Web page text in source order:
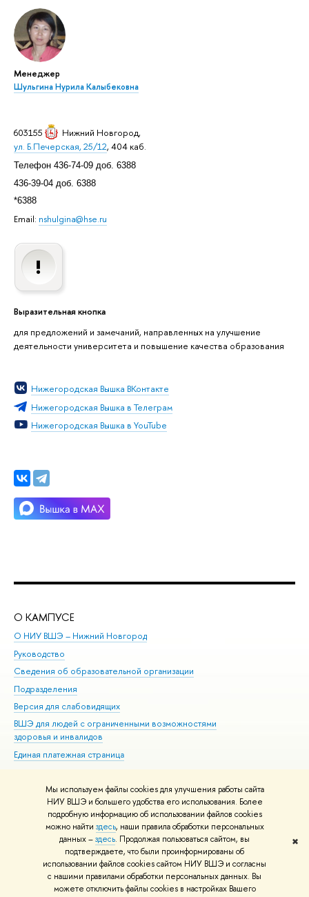
Мы используем файлы cookies для улучшения работы сайта
НИУ ВШЭ и большего удобства его использования. Более
подробную информацию об использовании файлов cookies
можно найти здесь, наши правила обработки персональных
данных –здесь. Продолжая пользоваться сайтом, вы
подтверждаете, что были проинформированы об
использовании файлов cookies сайтом НИУ ВШЭ и согласны
с нашими правилами обработки персональных данных. Вы
можете отключить файлы cookies в настройках Вашего
✖
Менеджер
Шульгина Нурила Калыбековна
603155 Нижний Новгород,
ул. Б.Печерская, 25/12, 404 каб.
Телефон 436-74-09 доб. 6388
436-39-04 доб. 6388
*6388
Email: nshulgina@hse.ru
Выразительная кнопка
для предложений и замечаний, направленных на улучшение
деятельности университета и повышение качества образования
Нижегородская Вышка ВКонтакте
Нижегородская Вышка в Телеграм
Нижегородская Вышка в YouTube
О КАМПУСЕ
О НИУ ВШЭ – Нижний Новгород
Руководство
Сведения об образовательной организации
Подразделения
Версия для слабовидящих
ВШЭ для людей с ограниченными возможностями
здоровья и инвалидов
Единая платежная страница
© НИУ ВШЭ 1993–2026 Адреса и контакты Условия использования
материалов Политика конфиденциальности Карта сайта
Шрифты HSE Sans и HSE Slab разработаны вШколе дизайна НИУ ВШЭ